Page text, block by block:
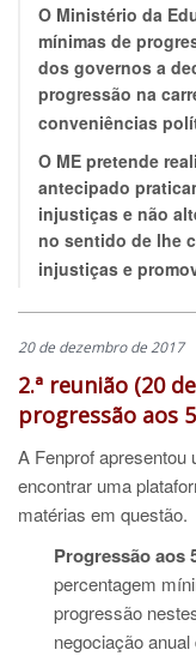
O Ministério da
mínimas de
dos governos a
progressão na
conveniências
O ME pretende
antecipado
injustiças e não
no sentido de lhe
injustiças e
20 de dezembro de 2017
2.ª reunião (20
progressão aos
A Fenprof apresentou
encontrar uma
matérias em questão.
Progressão aos
percentagem
progressão
negociação